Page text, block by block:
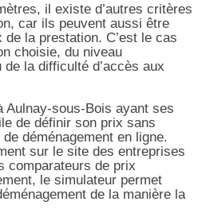
il existe d’autres critères
car ils peuvent aussi être
la prestation. C’est le cas
choisie, du niveau
la difficulté d’accès aux
Aulnay-sous-Bois ayant ses
de définir son prix sans
déménagement en ligne.
sur le site des entreprises
comparateurs de prix
le simulateur permet
de la manière la